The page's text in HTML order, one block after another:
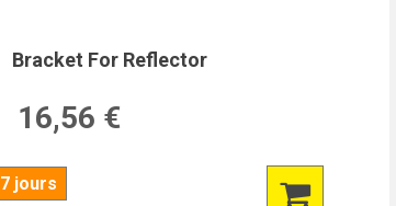
Bracket For Reflector
16,56 €
7 jours